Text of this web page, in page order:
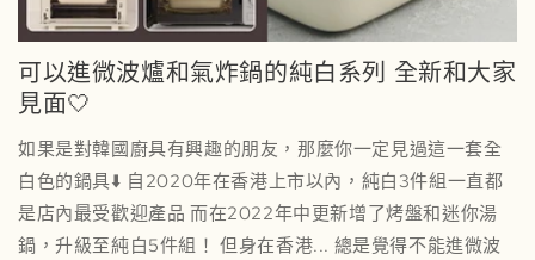
可以進微波爐和氣炸鍋的純白系列 全新和大家
見面🤍
如果是對韓國廚具有興趣的朋友，那麼你一定見過這一套全
白色的鍋具⬇️ 自2020年在香港上市以內，純白3件組一直都
是店內最受歡迎產品 而在2022年中更新增了烤盤和迷你湯
鍋，升級至純白5件組！ 但身在香港... 總是覺得不能進微波